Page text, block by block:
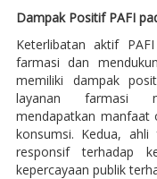
Dampak Positif PAFI
Keterlibatan aktif
farmasi dan
memiliki dampak
layanan farmasi
mendapatkan manfaat
konsumsi. Kedua,
responsif terhadap
kepercayaan publik